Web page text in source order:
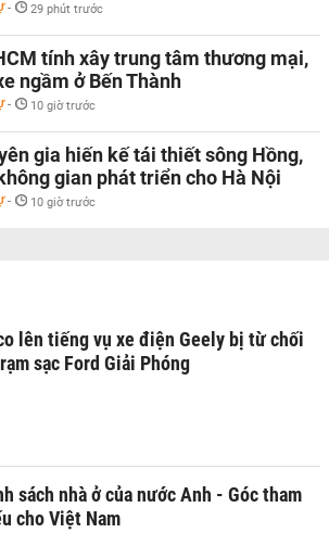
- 29 phút trước
tính xây trung tâm thương mại,
ngầm ở Bến Thành
- 10 giờ trước
gia hiến kế tái thiết sông Hồng,
gian phát triển cho Hà Nội
- 10 giờ trước
lên tiếng vụ xe điện Geely bị từ chối
sạc Ford Giải Phóng
sách nhà ở của nước Anh - Góc tham
cho Việt Nam